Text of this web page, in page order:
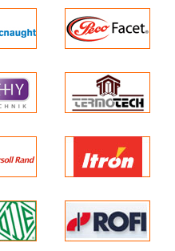
một máy sấy lạnh tích hợp đảm bảo
chất lượng không khí nén với 95%
xả nước ngưng tụ.
Hoạt động thân thiện với người dùng
một vòi bằng cách sử dụng một khớp
nối kết nối nhanh và chuyển đổi trên
máy đo.
Tất cả các mô hình đều hoàn chỉnh
hai đầu nối cho khớp nối nhanh.
Máy nén di động với bình áp lực lên
đến 200 lít
Để làm cho việc xử lý dễ dàng hơn,
bạn có thể được trang bị bánh xe( có
bánh xe cao su).
Máy nén piston ALUP HLE hiệu suất
cao
Xi lanh sắt đúc và quạt làm mát lớn